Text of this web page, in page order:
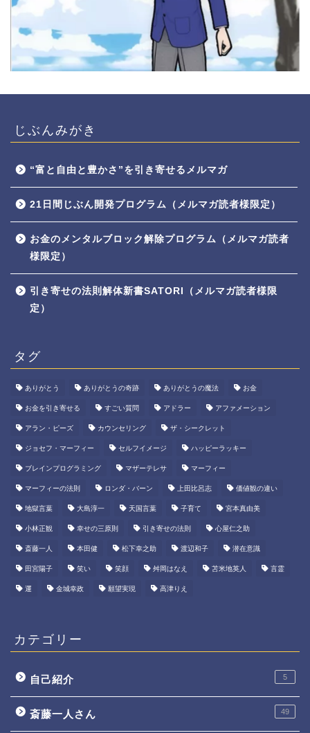
じぶんみがき
“富と自由と豊かさ”を引き寄せるメルマガ
21日間じぶん開発プログラム（メルマガ読者様限定）
お金のメンタルブロック解除プログラム（メルマガ読者
様限定）
引き寄せの法則解体新書SATORI（メルマガ読者様限
定）
タグ
ありがとう ありがとうの奇跡 ありがとうの魔法 お金
お金を引き寄せる すごい質問 アドラー アファメーション
アラン・ピーズ カウンセリング ザ・シークレット
ジョセフ・マーフィー セルフイメージ ハッピーラッキー
ブレインプログラミング マザーテレサ マーフィー
マーフィーの法則 ロンダ・バーン 上田比呂志 価値観の違い
地獄言葉 大島淳一 天国言葉 子育て 宮本真由美
小林正観 幸せの三原則 引き寄せの法則 心屋仁之助
斎藤一人 本田健 松下幸之助 渡辺和子 潜在意識
田宮陽子 笑い 笑顔 舛岡はなえ 苫米地英人 言霊
運 金城幸政 願望実現 高津りえ
カテゴリー
自己紹介 5
斎藤一人さん 49